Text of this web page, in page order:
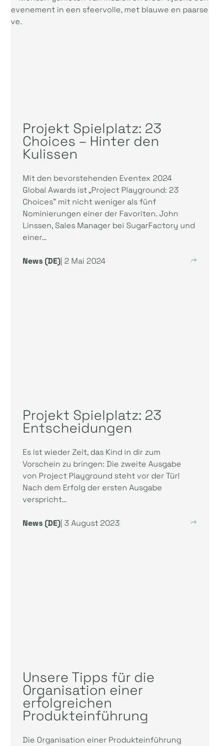
Projekt Spielplatz: 23
Choices – Hinter den
Kulissen
Mit den bevorstehenden Eventex 2024
Global Awards ist „Project Playground: 23
Choices” mit nicht weniger als fünf
Nominierungen einer der Favoriten. John
Linssen, Sales Manager bei SugarFactory und
einer…
News (DE) | 2 Mai 2024
Projekt Spielplatz: 23
Entscheidungen
Es ist wieder Zeit, das Kind in dir zum
Vorschein zu bringen: Die zweite Ausgabe
von Project Playground steht vor der Tür!
Nach dem Erfolg der ersten Ausgabe
verspricht…
News (DE) | 3 August 2023
Unsere Tipps für die
Organisation einer
erfolgreichen
Produkteinführung
Die Organisation einer Produkteinführung